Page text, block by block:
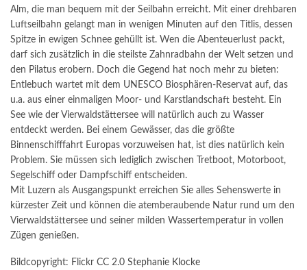
Alm, die man bequem mit der Seilbahn erreicht. Mit einer drehbaren
Luftseilbahn gelangt man in wenigen Minuten auf den Titlis, dessen
Spitze in ewigen Schnee gehüllt ist. Wen die Abenteuerlust packt,
darf sich zusätzlich in die steilste Zahnradbahn der Welt setzen und
den Pilatus erobern. Doch die Gegend hat noch mehr zu bieten:
Entlebuch wartet mit dem UNESCO Biosphären-Reservat auf, das
u.a. aus einer einmaligen Moor- und Karstlandschaft besteht. Ein
See wie der Vierwaldstättersee will natürlich auch zu Wasser
entdeckt werden. Bei einem Gewässer, das die größte
Binnenschifffahrt Europas vorzuweisen hat, ist dies natürlich kein
Problem. Sie müssen sich lediglich zwischen Tretboot, Motorboot,
Segelschiff oder Dampfschiff entscheiden.
Mit Luzern als Ausgangspunkt erreichen Sie alles Sehenswerte in
kürzester Zeit und können die atemberaubende Natur rund um den
Vierwaldstättersee und seiner milden Wassertemperatur in vollen
Zügen genießen.
Bildcopyright: Flickr CC 2.0 Stephanie Klocke